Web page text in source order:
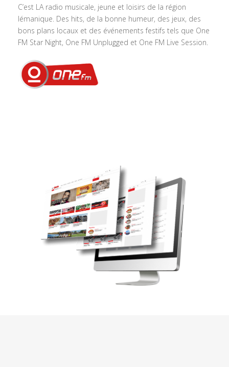
C’est LA radio musicale, jeune et loisirs de la région
lémanique. Des hits, de la bonne humeur, des jeux, des
bons plans locaux et des événements festifs tels que One
FM Star Night, One FM Unplugged et One FM Live Session.